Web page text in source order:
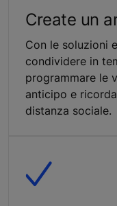
Create un
Con le soluzioni
condividere in
programmare le
anticipo e
distanza sociale.